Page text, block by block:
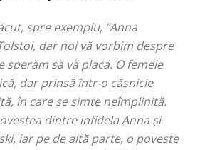
spre exemplu, ”Anna
dar noi vă vorbim despre
sperăm să vă placă. O femeie
dar prinsă într-o căsnicie
în care se simte neîmplinită.
dintre infidela Anna și
iar pe de altă parte, o poveste